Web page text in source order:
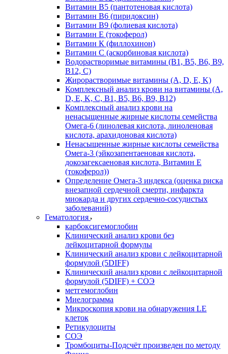
Витамин В5 (пантотеновая кислота)
Витамин В6 (пиридоксин)
Витамин В9 (фолиевая кислота)
Витамин Е (токоферол)
Витамин К (филлохинон)
Витамин С (аскорбиновая кислота)
Водорастворимые витамины (B1, B5, B6, В9,
В12, С)
Жирорастворимые витамины (A, D, E, K)
Комплексный анализ крови на витамины (A,
D, E, K, C, B1, B5, B6, В9, B12)
Комплексный анализ крови на
ненасыщенные жирные кислоты семейства
Омега-6 (линолевая кислота, линоленовая
кислота, арахидоновая кислота)
Ненасыщенные жирные кислоты семейства
Омега-3 (эйкозапентаеновая кислота,
докозагексаеновая кислота, Витамин E
(токоферол))
Определение Омега-3 индекса (оценка риска
внезапной сердечной смерти, инфаркта
миокарда и других сердечно-сосудистых
заболеваний)
Гематология
карбоксигемоглобин
Клинический анализ крови без
лейкоцитарной формулы
Клинический анализ крови с лейкоцитарной
формулой (5DIFF)
Клинический анализ крови с лейкоцитарной
формулой (5DIFF) + СОЭ
метгемоглобин
Миелограмма
Микроскопия крови на обнаружения LE
клеток
Ретикулоциты
СОЭ
Тромбоциты-Подсчёт произведен по методу